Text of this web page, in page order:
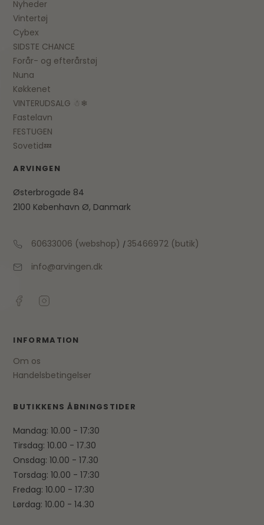
Nyheder
Vintertøj
Cybex
SIDSTE CHANCE
Forår- og efterårstøj
Nuna
Køkkenet
VINTERUDSALG ☃❄
Fastelavn
FESTUGEN
Sovetid💤
ARVINGEN
Østerbrogade 84
2100 København Ø, Danmark
60633006 (webshop) /35466972 (butik)
info@arvingen.dk
INFORMATION
Om os
Handelsbetingelser
BUTIKKENS ÅBNINGSTIDER
Mandag: 10.00 - 17:30
Tirsdag: 10.00 - 17.30
Onsdag: 10.00 - 17.30
Torsdag: 10.00 - 17:30
Fredag: 10.00 - 17:30
Lørdag: 10.00 - 14.30